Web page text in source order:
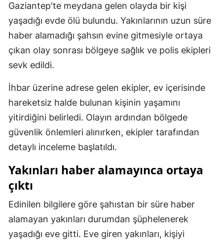
Giresun
Gümüşhane
Hakkari
Isparta
İstanbul
İzmir
Kars
Kırklareli
Gaziantep'te meydana gelen olayda bir kişi
yaşadığı evde ölü bulundu. Yakınlarının uzun süre
haber alamadığı şahsın evine gitmesiyle ortaya
çıkan olay sonrası bölgeye sağlık ve polis ekipleri
sevk edildi.
İhbar üzerine adrese gelen ekipler, ev içerisinde
hareketsiz halde bulunan kişinin yaşamını
yitirdiğini belirledi. Olayın ardından bölgede
güvenlik önlemleri alınırken, ekipler tarafından
detaylı inceleme başlatıldı.
Yakınları haber alamayınca ortaya
çıktı
Edinilen bilgilere göre şahıstan bir süre haber
alamayan yakınları durumdan şüphelenerek
yaşadığı eve gitti. Eve giren yakınları, kişiyi